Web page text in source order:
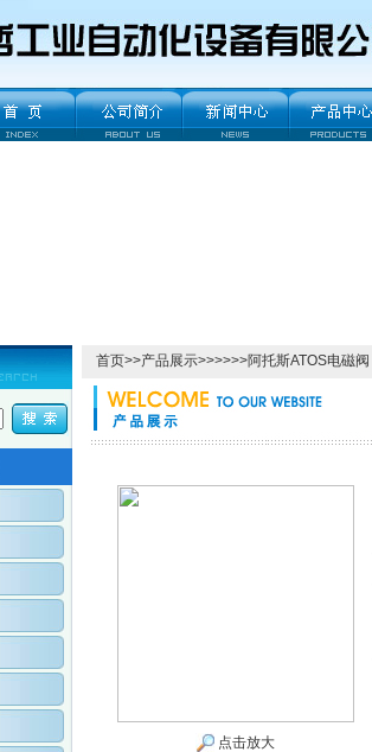
首页>>产品展示>>>>>>阿托斯ATOS电磁阀
点击放大